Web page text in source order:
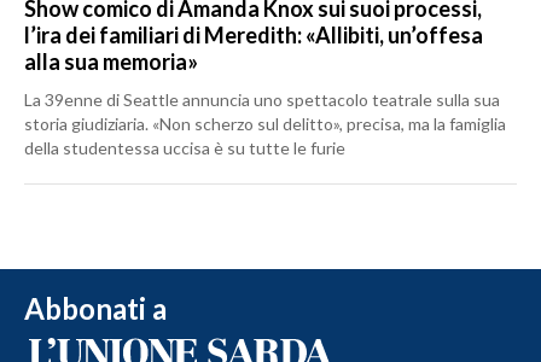
Show comico di Amanda Knox sui suoi processi,
l’ira dei familiari di Meredith: «Allibiti, un’offesa
alla sua memoria»
La 39enne di Seattle annuncia uno spettacolo teatrale sulla sua
storia giudiziaria. «Non scherzo sul delitto», precisa, ma la famiglia
della studentessa uccisa è su tutte le furie
Abbonati a